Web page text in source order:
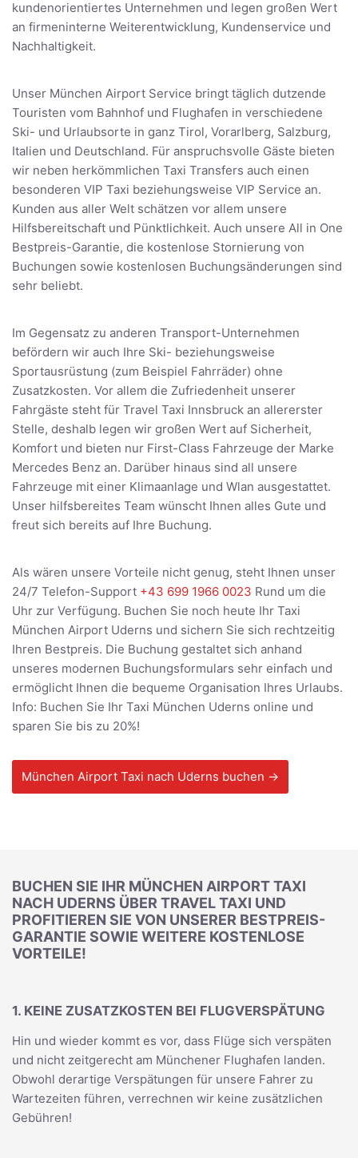
kundenorientiertes Unternehmen und legen großen Wert
an firmeninterne Weiterentwicklung, Kundenservice und
Nachhaltigkeit.
Unser München Airport Service bringt täglich dutzende
Touristen vom Bahnhof und Flughafen in verschiedene
Ski- und Urlaubsorte in ganz Tirol, Vorarlberg, Salzburg,
Italien und Deutschland. Für anspruchsvolle Gäste bieten
wir neben herkömmlichen Taxi Transfers auch einen
besonderen VIP Taxi beziehungsweise VIP Service an.
Kunden aus aller Welt schätzen vor allem unsere
Hilfsbereitschaft und Pünktlichkeit. Auch unsere All in One
Bestpreis-Garantie, die kostenlose Stornierung von
Buchungen sowie kostenlosen Buchungsänderungen sind
sehr beliebt.
Im Gegensatz zu anderen Transport-Unternehmen
befördern wir auch Ihre Ski- beziehungsweise
Sportausrüstung (zum Beispiel Fahrräder) ohne
Zusatzkosten. Vor allem die Zufriedenheit unserer
Fahrgäste steht für Travel Taxi Innsbruck an allererster
Stelle, deshalb legen wir großen Wert auf Sicherheit,
Komfort und bieten nur First-Class Fahrzeuge der Marke
Mercedes Benz an. Darüber hinaus sind all unsere
Fahrzeuge mit einer Klimaanlage und Wlan ausgestattet.
Unser hilfsbereites Team wünscht Ihnen alles Gute und
freut sich bereits auf Ihre Buchung.
Als wären unsere Vorteile nicht genug, steht Ihnen unser
24/7 Telefon-Support +43 699 1966 0023 Rund um die
Uhr zur Verfügung. Buchen Sie noch heute Ihr Taxi
München Airport Uderns und sichern Sie sich rechtzeitig
Ihren Bestpreis. Die Buchung gestaltet sich anhand
unseres modernen Buchungsformulars sehr einfach und
ermöglicht Ihnen die bequeme Organisation Ihres Urlaubs.
Info: Buchen Sie Ihr Taxi München Uderns online und
sparen Sie bis zu 20%!
München Airport Taxi nach Uderns buchen →
BUCHEN SIE IHR MÜNCHEN AIRPORT TAXI
NACH UDERNS ÜBER TRAVEL TAXI UND
PROFITIEREN SIE VON UNSERER BESTPREIS-
GARANTIE SOWIE WEITERE KOSTENLOSE
VORTEILE!
1. KEINE ZUSATZKOSTEN BEI FLUGVERSPÄTUNG
Hin und wieder kommt es vor, dass Flüge sich verspäten
und nicht zeitgerecht am Münchener Flughafen landen.
Obwohl derartige Verspätungen für unsere Fahrer zu
Wartezeiten führen, verrechnen wir keine zusätzlichen
Gebühren!